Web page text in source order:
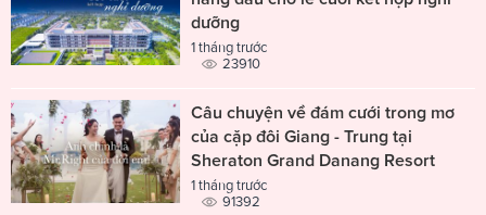
dưỡng
1 tháng trước
23910
Câu chuyện về đám cưới trong mơ
của cặp đôi Giang - Trung tại
Sheraton Grand Danang Resort
1 tháng trước
91392